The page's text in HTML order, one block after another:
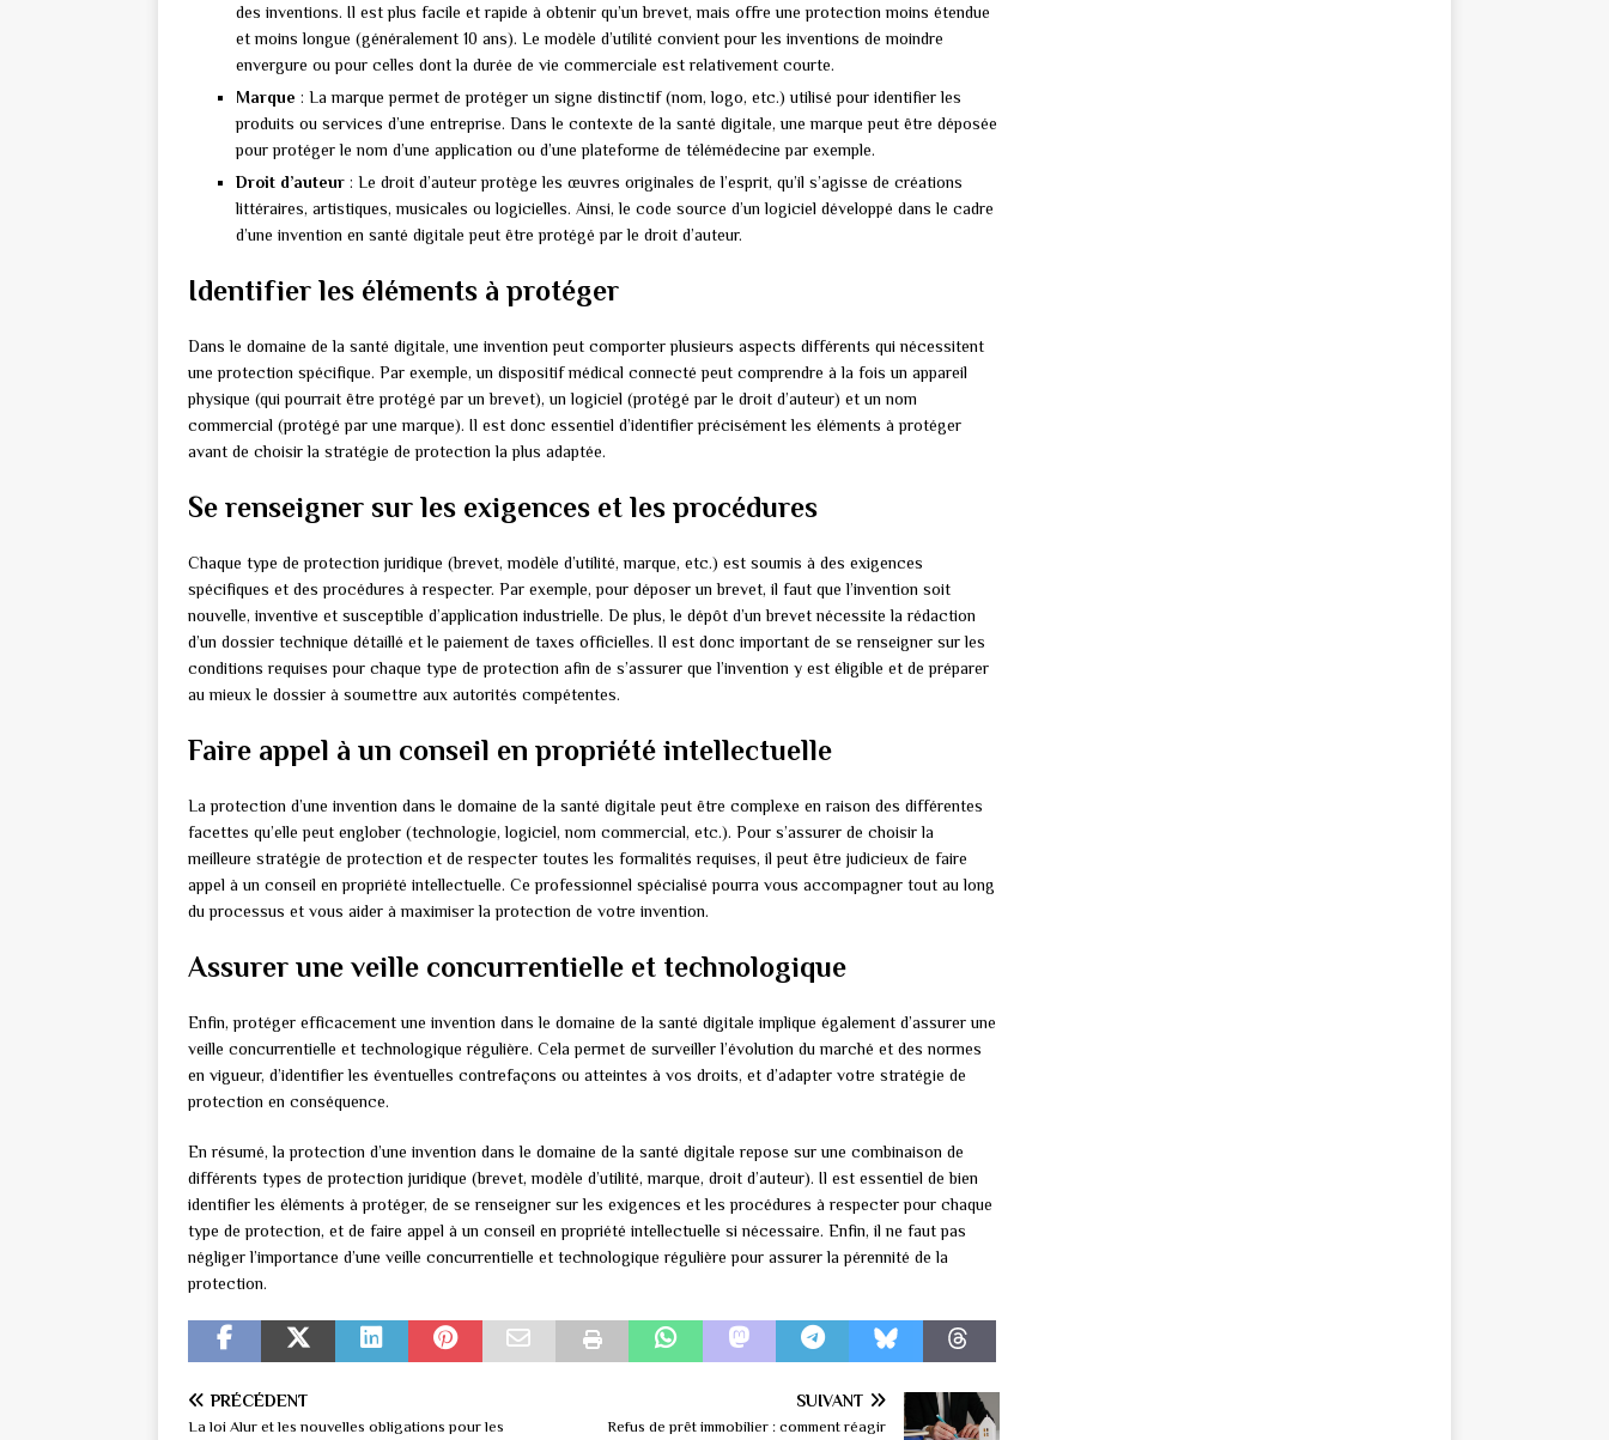
des inventions. Il est plus facile et rapide à obtenir qu’un brevet, mais offre une protection moins étendue
et moins longue (généralement 10 ans). Le modèle d’utilité convient pour les inventions de moindre
envergure ou pour celles dont la durée de vie commerciale est relativement courte.
Marque : La marque permet de protéger un signe distinctif (nom, logo, etc.) utilisé pour identifier les
produits ou services d’une entreprise. Dans le contexte de la santé digitale, une marque peut être déposée
pour protéger le nom d’une application ou d’une plateforme de télémédecine par exemple.
Droit d’auteur : Le droit d’auteur protège les œuvres originales de l’esprit, qu’il s’agisse de créations
littéraires, artistiques, musicales ou logicielles. Ainsi, le code source d’un logiciel développé dans le cadre
d’une invention en santé digitale peut être protégé par le droit d’auteur.
Identifier les éléments à protéger
Dans le domaine de la santé digitale, une invention peut comporter plusieurs aspects différents qui nécessitent
une protection spécifique. Par exemple, un dispositif médical connecté peut comprendre à la fois un appareil
physique (qui pourrait être protégé par un brevet), un logiciel (protégé par le droit d’auteur) et un nom
commercial (protégé par une marque). Il est donc essentiel d’identifier précisément les éléments à protéger
avant de choisir la stratégie de protection la plus adaptée.
Se renseigner sur les exigences et les procédures
Chaque type de protection juridique (brevet, modèle d’utilité, marque, etc.) est soumis à des exigences
spécifiques et des procédures à respecter. Par exemple, pour déposer un brevet, il faut que l’invention soit
nouvelle, inventive et susceptible d’application industrielle. De plus, le dépôt d’un brevet nécessite la rédaction
d’un dossier technique détaillé et le paiement de taxes officielles. Il est donc important de se renseigner sur les
conditions requises pour chaque type de protection afin de s’assurer que l’invention y est éligible et de préparer
au mieux le dossier à soumettre aux autorités compétentes.
Faire appel à un conseil en propriété intellectuelle
La protection d’une invention dans le domaine de la santé digitale peut être complexe en raison des différentes
facettes qu’elle peut englober (technologie, logiciel, nom commercial, etc.). Pour s’assurer de choisir la
meilleure stratégie de protection et de respecter toutes les formalités requises, il peut être judicieux de faire
appel à un conseil en propriété intellectuelle. Ce professionnel spécialisé pourra vous accompagner tout au long
du processus et vous aider à maximiser la protection de votre invention.
Assurer une veille concurrentielle et technologique
Enfin, protéger efficacement une invention dans le domaine de la santé digitale implique également d’assurer une
veille concurrentielle et technologique régulière. Cela permet de surveiller l’évolution du marché et des normes
en vigueur, d’identifier les éventuelles contrefaçons ou atteintes à vos droits, et d’adapter votre stratégie de
protection en conséquence.
En résumé, la protection d’une invention dans le domaine de la santé digitale repose sur une combinaison de
différents types de protection juridique (brevet, modèle d’utilité, marque, droit d’auteur). Il est essentiel de bien
identifier les éléments à protéger, de se renseigner sur les exigences et les procédures à respecter pour chaque
type de protection, et de faire appel à un conseil en propriété intellectuelle si nécessaire. Enfin, il ne faut pas
négliger l’importance d’une veille concurrentielle et technologique régulière pour assurer la pérennité de la
protection.
PRÉCÉDENT
La loi Alur et les nouvelles obligations pour les
SUIVANT
Refus de prêt immobilier : comment réagir